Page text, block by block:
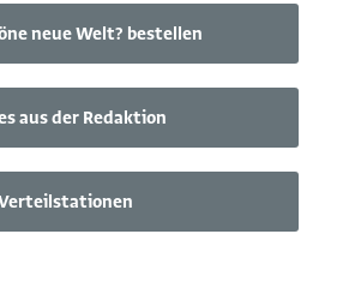
neue Welt? bestellen
aus der Redaktion